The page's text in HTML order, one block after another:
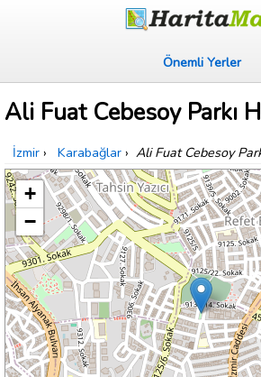
Önemli Yerler
Ali Fuat Cebesoy Parkı
İzmir › Karabağlar › Ali Fuat Cebesoy
+
−